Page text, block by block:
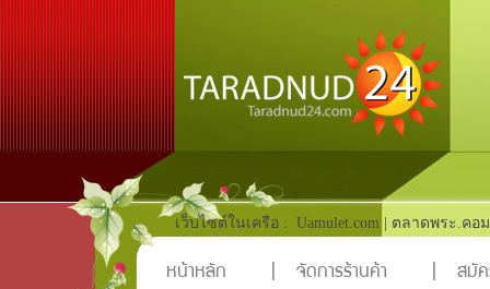
เว็บไซต์ในเครือ : Uamulet.com ตลาดพระ.คอม
หน้าหลัก จัดการร้านค้า สมัค